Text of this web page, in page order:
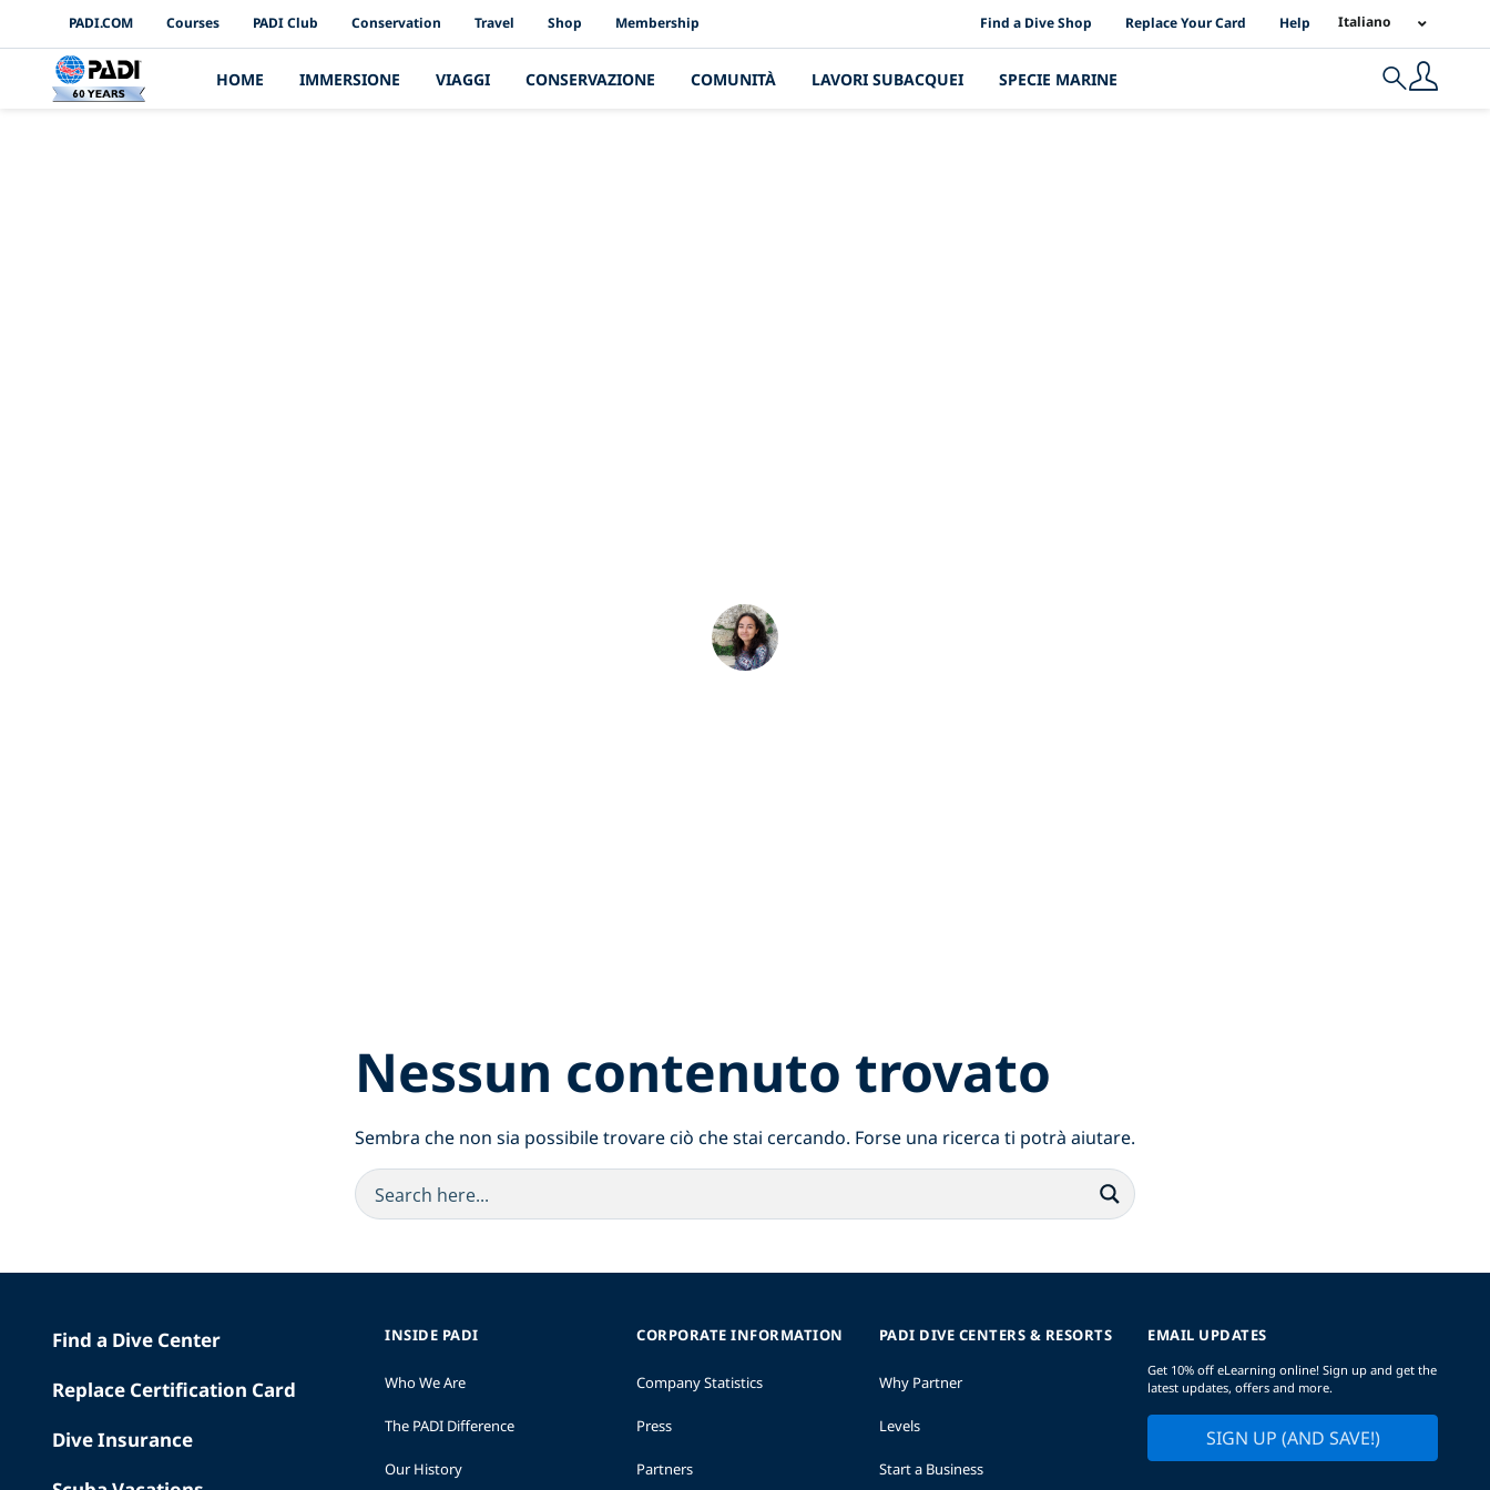
PADI Channels
PADI.COM Courses PADI Club Conservation Travel Shop Membership PADI Location Links
Find a Dive Shop Replace Your Card Help Italiano
HOME IMMERSIONE VIAGGI CONSERVAZIONE COMUNITÀ LAVORI SUBACQUEI SPECIE MARINE Search
Nessun contenuto trovato
Sembra che non sia possibile trovare ciò che stai cercando. Forse una ricerca ti potrà aiutare.
EMAIL UPDATES
Get 10% off eLearning online! Sign up and get the
latest updates, offers and more.
SIGN UP (AND SAVE!)
Find a Dive Center
Replace Certification Card
Dive Insurance
INSIDE PADI
Who We Are
The PADI Difference
Our History
CORPORATE INFORMATION
Company Statistics
Press
Partners
PADI DIVE CENTERS & RESORTS
Why Partner
Levels
Start a Business